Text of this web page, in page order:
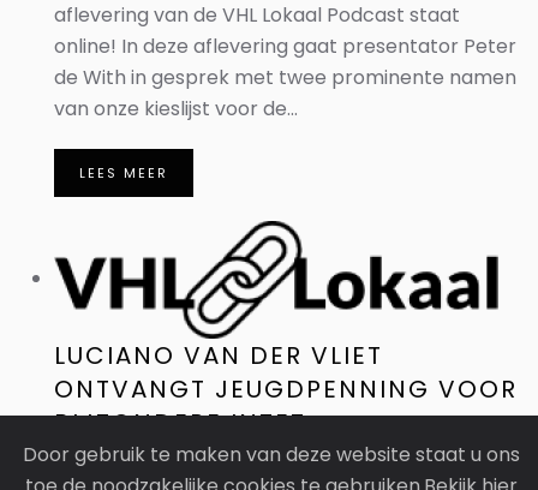
aflevering van de VHL Lokaal Podcast staat
online! In deze aflevering gaat presentator Peter
de With in gesprek met twee prominente namen
van onze kieslijst voor de...
LEES MEER
LUCIANO VAN DER VLIET
ONTVANGT JEUGDPENNING VOOR
BIJZONDERE INZET
Foto: Luciano staat in het midden. Vandaag heeft
Door gebruik te maken van deze website staat u ons